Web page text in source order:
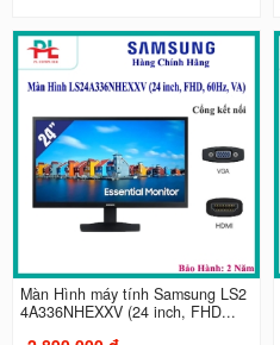
Màn Hình máy tính Samsung LS2
4A336NHEXXV (24 inch, FHD...